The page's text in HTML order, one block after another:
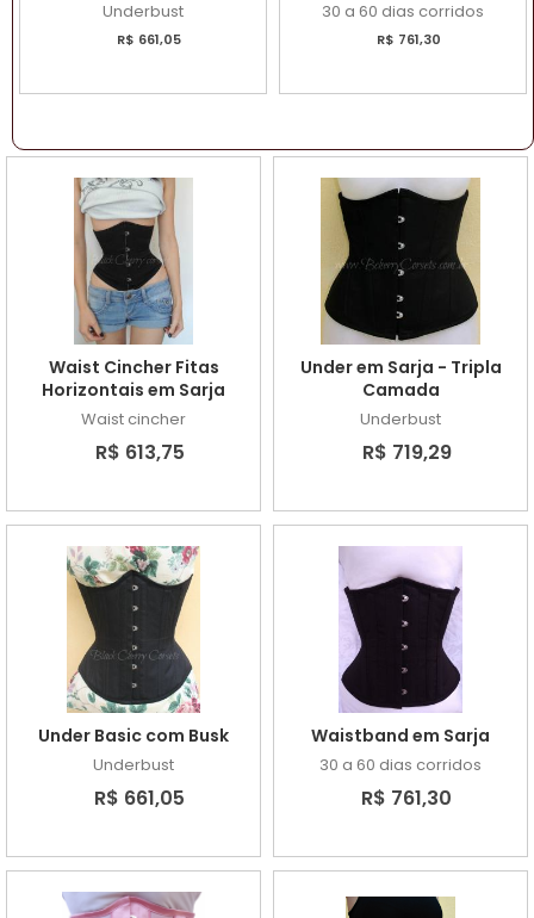
Underbust
R$ 661,05
30 a 60 dias corridos
R$ 761,30
Waist Cincher Fitas
Horizontais em Sarja
Waist cincher
R$ 613,75
Under em Sarja - Tripla
Camada
Underbust
R$ 719,29
Under Basic com Busk
Underbust
R$ 661,05
Waistband em Sarja
30 a 60 dias corridos
R$ 761,30